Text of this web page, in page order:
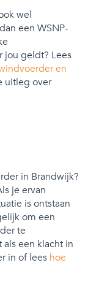
wel
een WSNP-
jou geldt? Lees
en
uitleg over
in Brandwijk?
je ervan
is ontstaan
om een
te
een klacht in
in of lees hoe